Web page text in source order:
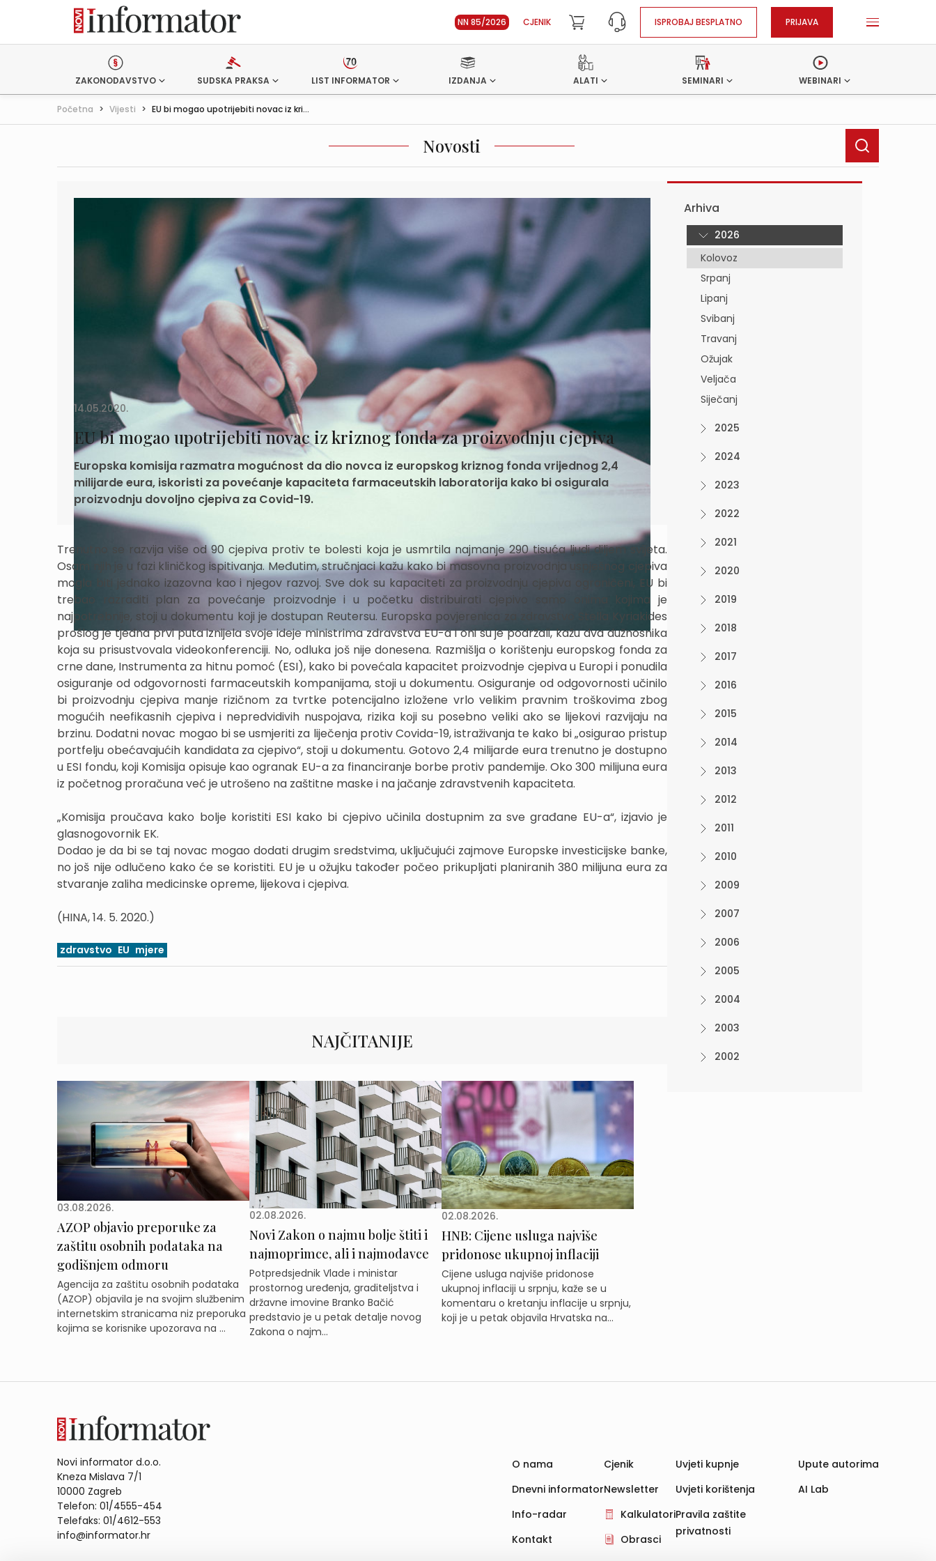
NN 85/2026 CJENIK ISPROBAJ BESPLATNO PRIJAVA
ZAKONODAVSTVO SUDSKA PRAKSA LIST INFORMATOR IZDANJA ALATI SEMINARI WEBINARI
Početna > Vijesti > EU bi mogao upotrijebiti novac iz kri...
Novosti
14.05.2020.
EU bi mogao upotrijebiti novac iz kriznog fonda za proizvodnju cjepiva
Europska komisija razmatra mogućnost da dio novca iz europskog kriznog fonda vrijednog 2,4
milijarde eura, iskoristi za povećanje kapaciteta farmaceutskih laboratorija kako bi osigurala
proizvodnju dovoljno cjepiva za Covid-19.
Trenutno se razvija više od 90 cjepiva protiv te bolesti koja je usmrtila najmanje 290 tisuća ljudi diljem svijeta.
Osam njih je u fazi kliničkog ispitivanja. Međutim, stručnjaci kažu kako bi masovna proizvodnja uspješnog cjepiva
mogla biti jednako izazovna kao i njegov razvoj. Sve dok su kapaciteti za proizvodnju cjepiva ograničeni, EU bi
trebao razraditi plan za povećanje proizvodnje i u početku distribuirati cjepivo samo onima kojima je
najpotrebnije, stoji u dokumentu koji je dostupan Reutersu. Europska povjerenica za zdravstvo Stella Kyriakides
prošlog je tjedna prvi puta iznijela svoje ideje ministrima zdravstva EU-a i oni su je podržali, kažu dva dužnosnika
koja su prisustvovala videokonferenciji. No, odluka još nije donesena. Razmišlja o korištenju europskog fonda za
crne dane, Instrumenta za hitnu pomoć (ESI), kako bi povećala kapacitet proizvodnje cjepiva u Europi i ponudila
osiguranje od odgovornosti farmaceutskih kompanijama, stoji u dokumentu. Osiguranje od odgovornosti učinilo
bi proizvodnju cjepiva manje rizičnom za tvrtke potencijalno izložene vrlo velikim pravnim troškovima zbog
mogućih neefikasnih cjepiva i nepredvidivih nuspojava, rizika koji su posebno veliki ako se lijekovi razvijaju na
brzinu. Dodatni novac mogao bi se usmjeriti za liječenja protiv Covida-19, istraživanja te kako bi „osigurao pristup
portfelju obećavajućih kandidata za cjepivo“, stoji u dokumentu. Gotovo 2,4 milijarde eura trenutno je dostupno
u ESI fondu, koji Komisija opisuje kao ogranak EU-a za financiranje borbe protiv pandemije. Oko 300 milijuna eura
iz početnog proračuna već je utrošeno na zaštitne maske i na jačanje zdravstvenih kapaciteta.
„Komisija proučava kako bolje koristiti ESI kako bi cjepivo učinila dostupnim za sve građane EU-a“, izjavio je
glasnogovornik EK.
Dodao je da bi se taj novac mogao dodati drugim sredstvima, uključujući zajmove Europske investicijske banke,
no još nije odlučeno kako će se koristiti. EU je u ožujku također počeo prikupljati planiranih 380 milijuna eura za
stvaranje zaliha medicinske opreme, lijekova i cjepiva.
(HINA, 14. 5. 2020.)
zdravstvo EU mjere
NAJČITANIJE
03.08.2026.
AZOP objavio preporuke za
zaštitu osobnih podataka na
godišnjem odmoru
Agencija za zaštitu osobnih podataka
(AZOP) objavila je na svojim službenim
internetskim stranicama niz preporuka
kojima se korisnike upozorava na ...
02.08.2026.
Novi Zakon o najmu bolje štiti i
najmoprimce, ali i najmodavce
Potpredsjednik Vlade i ministar
prostornog uređenja, graditeljstva i
državne imovine Branko Bačić
predstavio je u petak detalje novog
Zakona o najm...
02.08.2026.
HNB: Cijene usluga najviše
pridonose ukupnoj inflaciji
Cijene usluga najviše pridonose
ukupnoj inflaciji u srpnju, kaže se u
komentaru o kretanju inflacije u srpnju,
koji je u petak objavila Hrvatska na...
Arhiva
2026
Kolovoz
Srpanj
Lipanj
Svibanj
Travanj
Ožujak
Veljača
Siječanj
2025
2024
2023
2022
2021
2020
2019
2018
2017
2016
2015
2014
2013
2012
2011
2010
2009
2007
2006
2005
2004
2003
2002
Novi informator d.o.o.
Kneza Mislava 7/1
10000 Zagreb
Telefon: 01/4555-454
Telefaks: 01/4612-553
info@informator.hr
O nama
Dnevni informator
Info-radar
Kontakt
Cjenik
Newsletter
Kalkulatori
Obrasci
Uvjeti kupnje
Uvjeti korištenja
Pravila zaštite
privatnosti
Upute autorima
AI Lab